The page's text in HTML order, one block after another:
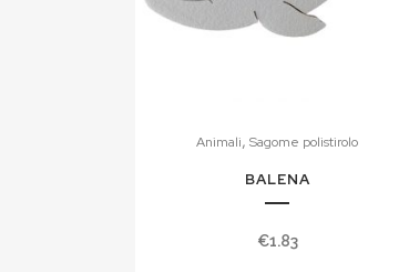
Animali,Sagome polistirolo
BALENA
€1.83